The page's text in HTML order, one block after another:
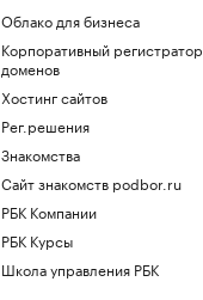
Облако для бизнеса
Корпоративный регистратор
доменов
Хостинг сайтов
Рег.решения
Знакомства
Сайт знакомств podbor.ru
РБК Компании
РБК Курсы
Школа управления РБК